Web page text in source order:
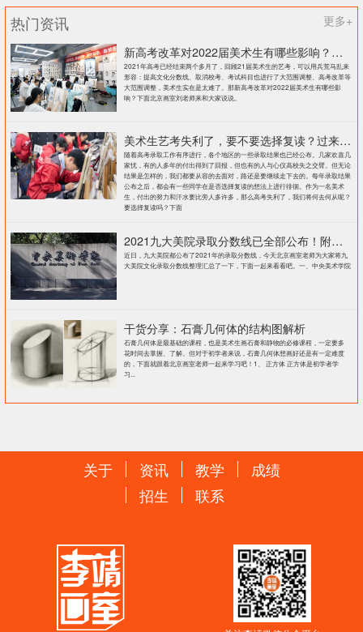
热门资讯
更多+
新高考改革对2022届美术生有哪些影响？北京画室刘老师来和大家说说
2021年高考已经结束两个多月了，回顾21届美术生的艺考，可以用兵荒马乱来
形容：提高文化分数线、取消校考、考试科目也进行了大范围调整、高考改革等
大范围调整，美术生实在是太难了。那新高考改革对2022届美术生有哪些影
响？下面北京画室刘老师来和大家说说。
美术生艺考失利了，要不要选择复读？过来人提出这几点建议
随着高考录取工作有序进行，各个地区的一些录取结果也已经公布。几家欢喜几
家忧，有的人多年的付出得到了回报，但也有的人与心仪高校失之交臂。但无论
结果是怎样的，我们都要从容的去面对，路还是要继续走下去的。每年录取结果
公布之后，都会有一些同学在是否选择复读的想法上进行徘徊。作为一名美术
生，付出的努力和汗水要比旁人多许多，那么高考失利了，我们将何去何从呢？
要选择复读吗？下面
2021九大美院录取分数线已全部公布！附各大院校录取分数线汇总！
近日，九大美院都公布了2021年的录取分数线，今天北京画室老师为大家将九
大美院文化录取分数线整理汇总了一下，下面一起来看看吧。一、中央美术学院
干货分享：石膏几何体的结构图解析
石膏几何体是最基础的课程，也是美术生画石膏和静物的必修课程，一定要多
花时间去掌握、了解。但对于初学者来说，石膏几何体想画好还是有一定难度
的，下面就跟着北京画室老师一起来学习吧！1、 正方体 正方体是初学者学
习...
关于 资讯 教学
成绩
招生
联系